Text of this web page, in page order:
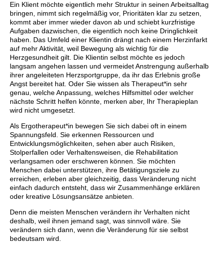
Ein Klient möchte eigentlich mehr Struktur in seinen Arbeitsalltag
bringen, nimmt sich regelmäßig vor, Prioritäten klar zu setzen,
kommt aber immer wieder davon ab und schiebt kurzfristige
Aufgaben dazwischen, die eigentlich noch keine Dringlichkeit
haben. Das Umfeld einer Klientin drängt nach einem Herzinfarkt
auf mehr Aktivität, weil Bewegung als wichtig für die
Herzgesundheit gilt. Die Klientin selbst möchte es jedoch
langsam angehen lassen und vermeidet Anstrengung außerhalb
ihrer angeleiteten Herzsportgruppe, da ihr das Erlebnis große
Angst bereitet hat. Oder Sie wissen als Therapeut*in sehr
genau, welche Anpassung, welches Hilfsmittel oder welcher
nächste Schritt helfen könnte, merken aber, Ihr Therapieplan
wird nicht umgesetzt.
Als Ergotherapeut*in bewegen Sie sich dabei oft in einem
Spannungsfeld. Sie erkennen Ressourcen und
Entwicklungsmöglichkeiten, sehen aber auch Risiken,
Stolperfallen oder Verhaltensweisen, die Rehabilitation
verlangsamen oder erschweren können. Sie möchten
Menschen dabei unterstützen, ihre Betätigungsziele zu
erreichen, erleben aber gleichzeitig, dass Veränderung nicht
einfach dadurch entsteht, dass wir Zusammenhänge erklären
oder kreative Lösungsansätze anbieten.
Denn die meisten Menschen verändern ihr Verhalten nicht
deshalb, weil ihnen jemand sagt, was sinnvoll wäre. Sie
verändern sich dann, wenn die Veränderung für sie selbst
bedeutsam wird.